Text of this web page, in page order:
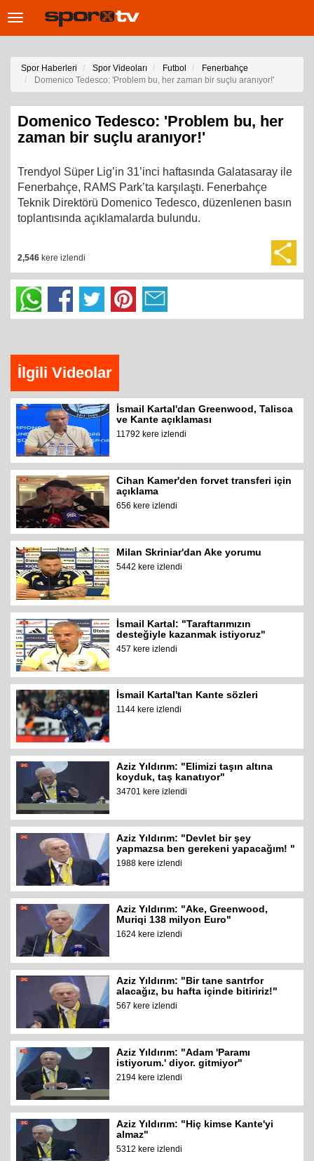
Toggle
Spor Haberleri Spor Videoları Futbol
Fenerbahçe
Domenico Tedesco: 'Problem bu, her zaman bir suçlu aranıyor!'
Domenico Tedesco: 'Problem bu, her
zaman bir suçlu aranıyor!'
Trendyol Süper Lig’in 31’inci haftasında Galatasaray ile
Fenerbahçe, RAMS Park’ta karşılaştı. Fenerbahçe
Teknik Direktörü Domenico Tedesco, düzenlenen basın
toplantısında açıklamalarda bulundu.
2,546 kere izlendi
İlgili Videolar
İsmail Kartal'dan Greenwood, Talisca
ve Kante açıklaması
11792 kere izlendi
Cihan Kamer'den forvet transferi için
açıklama
656 kere izlendi
Milan Skriniar'dan Ake yorumu
5442 kere izlendi
İsmail Kartal: "Taraftarımızın
desteğiyle kazanmak istiyoruz"
457 kere izlendi
İsmail Kartal'tan Kante sözleri
1144 kere izlendi
Aziz Yıldırım: "Elimizi taşın altına
koyduk, taş kanatıyor"
34701 kere izlendi
Aziz Yıldırım: "Devlet bir şey
yapmazsa ben gerekeni yapacağım! "
1988 kere izlendi
Aziz Yıldırım: "Ake, Greenwood,
Muriqi 138 milyon Euro"
1624 kere izlendi
Aziz Yıldırım: "Bir tane santrfor
alacağız, bu hafta içinde bitiririz!"
567 kere izlendi
Aziz Yıldırım: "Adam 'Paramı
istiyorum.' diyor. gitmiyor"
2194 kere izlendi
Aziz Yıldırım: "Hiç kimse Kante'yi
almaz"
5312 kere izlendi